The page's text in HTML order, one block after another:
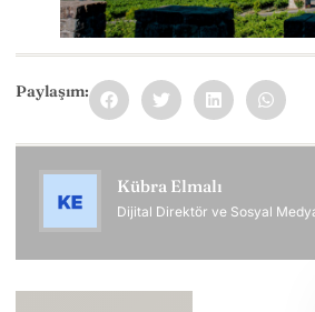
Paylaşım:
Kübra Elmalı
Dijital Direktör ve Sosyal